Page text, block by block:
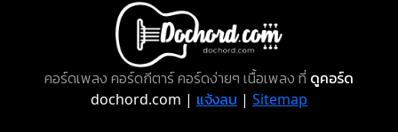
คอร์ดเพลง คอร์ดกีตาร์ คอร์ดง่ายๆ เนื้อเพลง ที่ ดูคอร์ด
dochord.com | แจ้งลบ | Sitemap